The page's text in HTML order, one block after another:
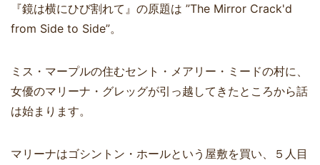
『鏡は横にひび割れて』の原題は ”The Mirror Crack'd
from Side to Side”。
ミス・マープルの住むセント・メアリー・ミードの村に、
女優のマリーナ・グレッグが引っ越してきたところから話
は始まります。
マリーナはゴシントン・ホールという屋敷を買い、５人目